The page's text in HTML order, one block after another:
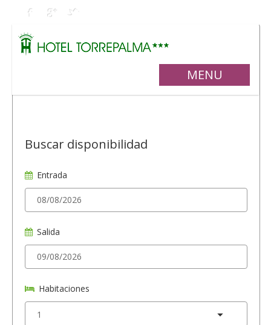
MENU
Buscar disponibilidad
Entrada
Salida
Habitaciones